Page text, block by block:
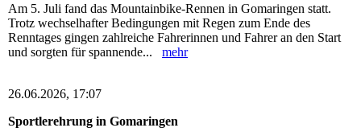
Am 5. Juli fand das Mountainbike-Rennen in Gomaringen statt.
Trotz wechselhafter Bedingungen mit Regen zum Ende des
Renntages gingen zahlreiche Fahrerinnen und Fahrer an den Start
und sorgten für spannende... mehr
26.06.2026, 17:07
Sportlerehrung in Gomaringen